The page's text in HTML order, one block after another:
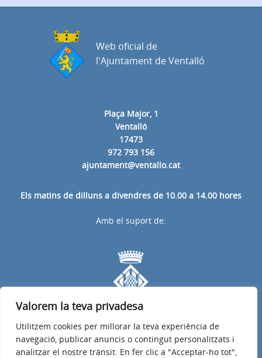
Valorem la teva privadesa
Utilitzem cookies per millorar la teva experiència de
navegació, publicar anuncis o contingut personalitzats i
analitzar el nostre trànsit. En fer clic a "Acceptar-ho tot",
Plaça Major, 1
Ventalló
17473
972 793 156
ajuntament@ventallo.cat
Els matins de dilluns a divendres de 10.00 a 14.00 hores
Web oficial de
l'Ajuntament de Ventalló
Amb el suport de: